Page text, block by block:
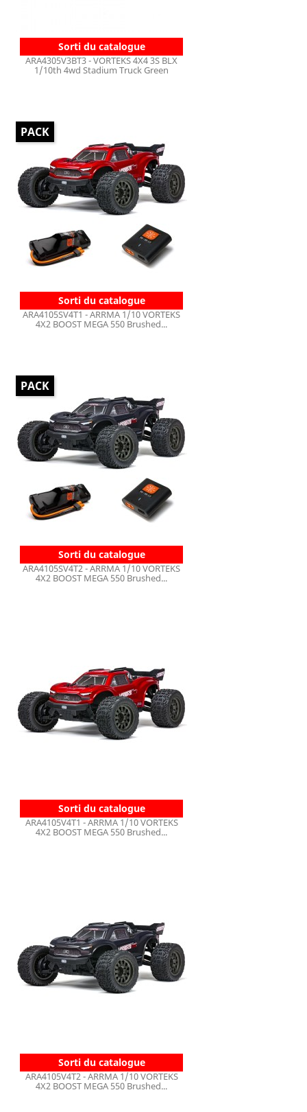
Sorti du catalogue
ARA4305V3BT3 - VORTEKS 4X4 3S BLX
1/10th 4wd Stadium Truck Green
Sorti du catalogue
ARA4105SV4T1 - ARRMA 1/10 VORTEKS
4X2 BOOST MEGA 550 Brushed...
PACK
Sorti du catalogue
ARA4105SV4T2 - ARRMA 1/10 VORTEKS
4X2 BOOST MEGA 550 Brushed...
PACK
Sorti du catalogue
ARA4105V4T1 - ARRMA 1/10 VORTEKS
4X2 BOOST MEGA 550 Brushed...
Sorti du catalogue
ARA4105V4T2 - ARRMA 1/10 VORTEKS
4X2 BOOST MEGA 550 Brushed...